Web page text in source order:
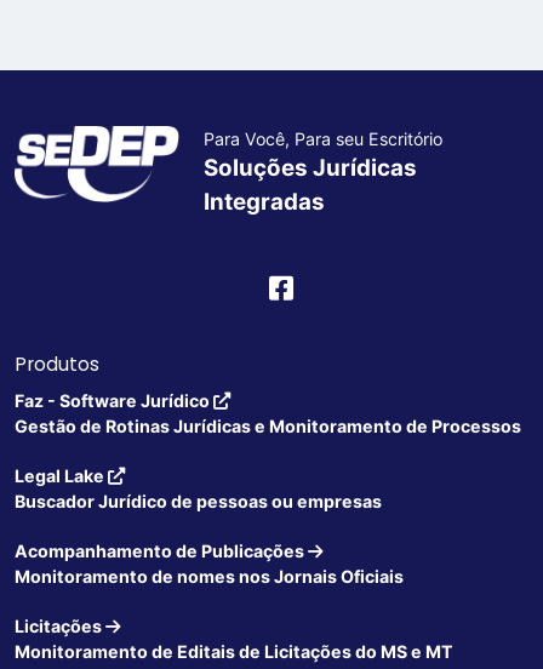
Para Você, Para seu Escritório
Soluções Jurídicas
Integradas
Produtos
Faz - Software Jurídico
Gestão de Rotinas Jurídicas e Monitoramento de Processos
Legal Lake
Buscador Jurídico de pessoas ou empresas
Acompanhamento de Publicações
Monitoramento de nomes nos Jornais Oficiais
Licitações
Monitoramento de Editais de Licitações do MS e MT